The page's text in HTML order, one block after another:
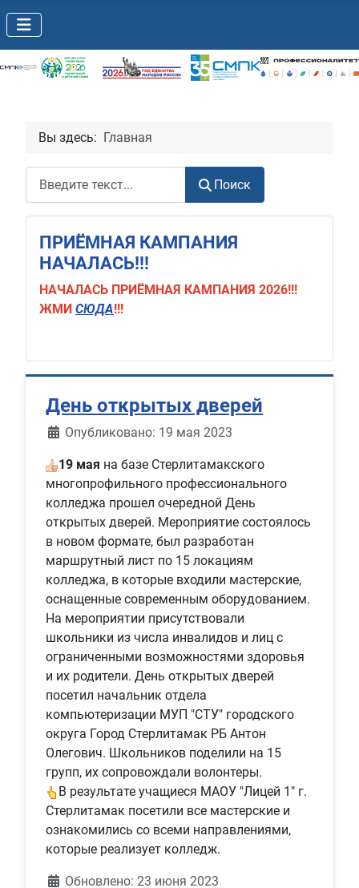
Вы здесь: Главная
Поиск
ПРИЁМНАЯ КАМПАНИЯ
НАЧАЛАСЬ!!!
НАЧАЛАСЬ ПРИЁМНАЯ КАМПАНИЯ 2026!!!
ЖМИ СЮДА!!!
День открытых дверей
Информация о материале
Опубликовано: 19 мая 2023
19 мая на базе Стерлитамакского
многопрофильного профессионального
колледжа прошел очередной День
открытых дверей. Мероприятие состоялось
в новом формате, был разработан
маршрутный лист по 15 локациям
колледжа, в которые входили мастерские,
оснащенные современным оборудованием.
На мероприятии присутствовали
школьники из числа инвалидов и лиц с
ограниченными возможностями здоровья
и их родители. День открытых дверей
посетил начальник отдела
компьютеризации МУП "СТУ" городского
округа Город Стерлитамак РБ Антон
Олегович. Школьников поделили на 15
групп, их сопровождали волонтеры.
В результате учащиеся МАОУ "Лицей 1" г.
Стерлитамак посетили все мастерские и
ознакомились со всеми направлениями,
которые реализует колледж.
Обновлено: 23 июня 2023